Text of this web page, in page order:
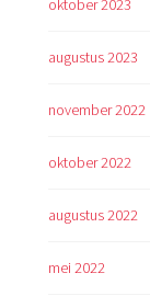
oktober 2023
augustus 2023
november 2022
oktober 2022
augustus 2022
mei 2022